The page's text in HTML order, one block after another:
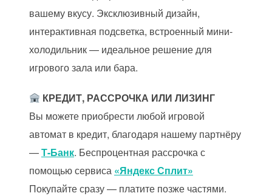
вашему вкусу. Эксклюзивный дизайн,
интерактивная подсветка, встроенный мини-
холодильник — идеальное решение для
игрового зала или бара.
КРЕДИТ, РАССРОЧКА ИЛИ ЛИЗИНГ
Вы можете приобрести любой игровой
автомат в кредит, благодаря нашему партнёру
—Т-Банк. Беспроцентная рассрочка с
помощью сервиса «Яндекс Сплит»
Покупайте сразу — платите позже частями.